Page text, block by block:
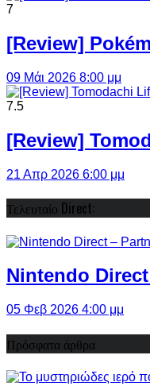
7
[Review]
09 Μάι 2026 8:00 μμ
7.5
[Review]
21 Απρ 2026 6:00 μμ
Τελευταίο Direct:
Nintendo
05 Φεβ 2026 4:00 μμ
Πρόσφατα άρθρα